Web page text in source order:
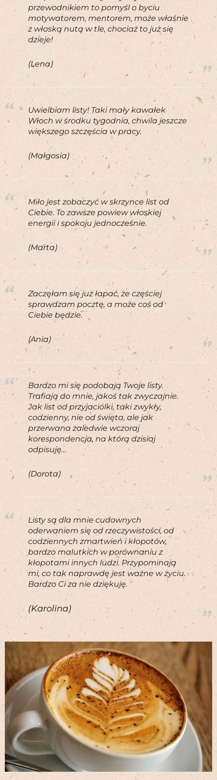
przewodnikiem to pomyśl o byciu
motywatorem, mentorem, może właśnie
z włoską nutą w tle, chociaż to już się
dzieje!
(Lena)
Uwielbiam listy! Taki mały kawałek
Włoch w środku tygodnia, chwila jeszcze
większego szczęścia w pracy.
(Małgosia)
Miło jest zobaczyć w skrzynce list od
Ciebie. To zawsze powiew włoskiej
energii i spokoju jednocześnie.
(Marta)
Zaczęłam się już łapać, że częściej
sprawdzam pocztę, a może coś od
Ciebie będzie.
(Ania)
Bardzo mi się podobają Twoje listy.
Trafiają do mnie, jakoś tak zwyczajnie.
Jak list od przyjaciólki, taki zwykły,
codzienny, nie od święta, ale jak
przerwana zaledwie wczoraj
korespondencja, na którą dzisiaj
odpisuję…
(Dorota)
Listy są dla mnie cudownych
oderwaniem się od rzeczywistości, od
codziennych zmartwień i kłopotów,
bardzo malutkich w porównaniu z
kłopotami innych ludzi. Przypominają
mi, co tak naprawdę jest ważne w życiu.
Bardzo Ci za nie dziękuję.
(Karolina)